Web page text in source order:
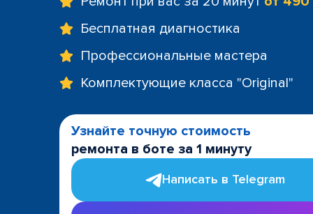
Бесплатная диагностика
Профессиональные мастера
Комплектующие класса "Original"
Узнайте точную стоимость
ремонта в боте за 1 минуту
Написать в Telegram